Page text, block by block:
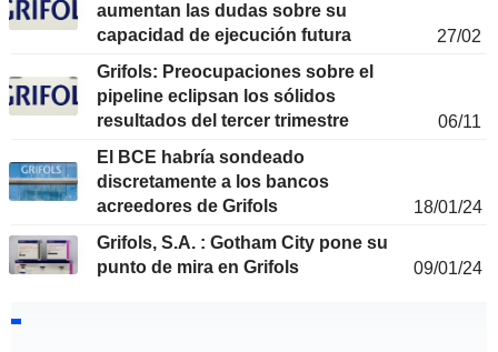
aumentan las dudas sobre su
capacidad de ejecución futura
27/02
Grifols: Preocupaciones sobre el
pipeline eclipsan los sólidos
resultados del tercer trimestre
06/11
El BCE habría sondeado
discretamente a los bancos
acreedores de Grifols
18/01/24
Grifols, S.A. : Gotham City pone su
punto de mira en Grifols
09/01/24